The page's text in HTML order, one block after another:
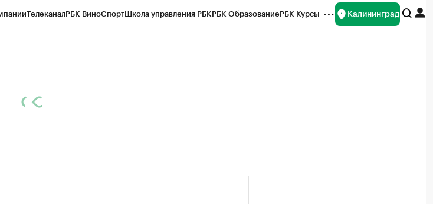
ТелеканалРБК ВиноСпортШкола управления РБКРБК ОбразованиеРБК Курсы Калининград